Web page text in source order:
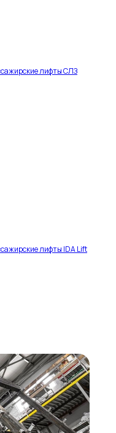
лифты СЛЗ
лифты IDA Lift